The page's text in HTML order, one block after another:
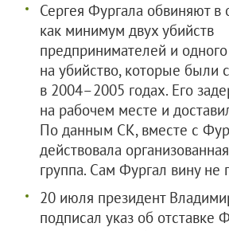
Сергея Фургала обвиняют в
как минимум двух убийств
предпринимателей и
на убийство, которые были
в 2004–2005 годах. Его
на рабочем месте и
По данным СК, вместе с
действовала
группа. Сам Фургал вину не
20 июля президент
подписал указ об отставке